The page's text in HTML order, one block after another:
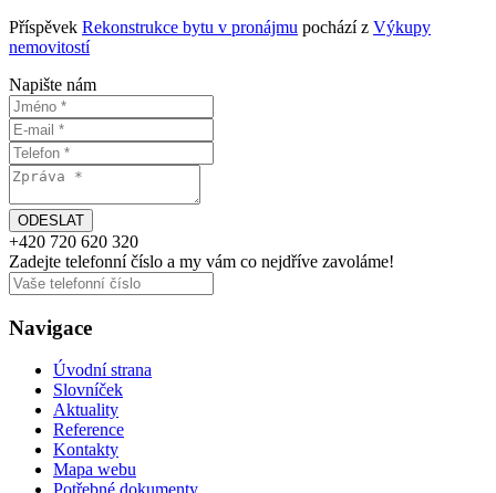
Příspěvek Rekonstrukce bytu v pronájmu pochází z Výkupy
nemovitostí
Napište nám
+420 720 620 320
Zadejte telefonní číslo a my vám co nejdříve zavoláme!
Navigace
Úvodní strana
Slovníček
Aktuality
Reference
Kontakty
Mapa webu